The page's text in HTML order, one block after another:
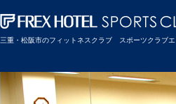
三重・松阪市のフィットネスクラブ スポーツクラブ